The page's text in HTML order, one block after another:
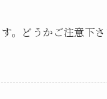
。どうかご注意下さ